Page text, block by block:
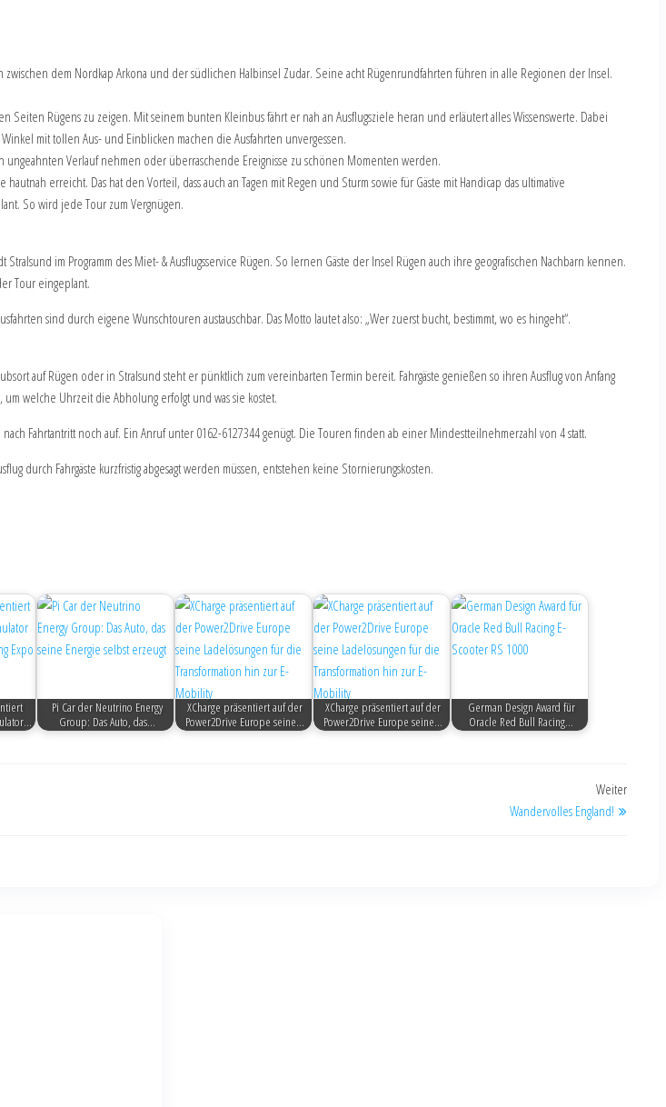
dem Nordkap Arkona und der südlichen Halbinsel Zudar. Seine acht Rügenrundfahrten führen in alle Regionen der Insel.
Rügens zu zeigen. Mit seinem bunten Kleinbus fährt er nah an Ausflugsziele heran und erläutert alles Wissenswerte. Dabei
mit tollen Aus- und Einblicken machen die Ausfahrten unvergessen.
ungeahnten Verlauf nehmen oder überraschende Ereignisse zu schönen Momenten werden.
erreicht. Das hat den Vorteil, dass auch an Tagen mit Regen und Sturm sowie für Gäste mit Handicap das ultimative
So wird jede Tour zum Vergnügen.
im Programm des Miet- & Ausflugsservice Rügen. So lernen Gäste der Insel Rügen auch ihre geografischen Nachbarn kennen.
Tour eingeplant.
sind durch eigene Wunschtouren austauschbar. Das Motto lautet also: „Wer zuerst bucht, bestimmt, wo es hingeht“.
auf Rügen oder in Stralsund steht er pünktlich zum vereinbarten Termin bereit. Fahrgäste genießen so ihren Ausflug von Anfang
welche Uhrzeit die Abholung erfolgt und was sie kostet.
Fahrtantritt noch auf. Ein Anruf unter 0162-6127344 genügt. Die Touren finden ab einer Mindestteilnehmerzahl von 4 statt.
durch Fahrgäste kurzfristig abgesagt werden müssen, entstehen keine Stornierungskosten.
Pi Car der Neutrino Energy
Group: Das Auto, das…
XCharge präsentiert auf der
Power2Drive Europe seine…
XCharge präsentiert auf der
Power2Drive Europe seine…
German Design Award für
Oracle Red Bull Racing…
Weiter
Wandervolles England!